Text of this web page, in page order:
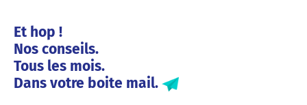
Et hop !
Nos conseils.
Tous les mois.
Dans votre boite mail.